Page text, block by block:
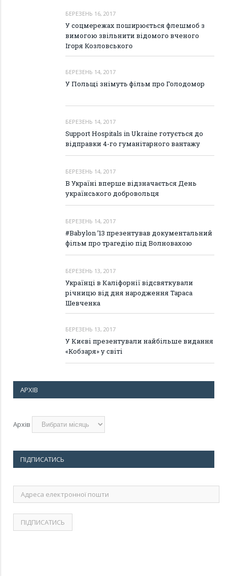
БЕРЕЗЕНЬ 16, 2017
У соцмережах поширюється флешмоб з
вимогою звільнити відомого вченого
Ігоря Козловського
БЕРЕЗЕНЬ 14, 2017
У Польщі знімуть фільм про Голодомор
БЕРЕЗЕНЬ 14, 2017
Support Hospitals in Ukraine готується до
відправки 4-го гуманітарного вантажу
БЕРЕЗЕНЬ 14, 2017
В Україні вперше відзначається День
українського добровольця
БЕРЕЗЕНЬ 14, 2017
#Babylon ’13 презентував документальний
фільм про трагедію під Волновахою
БЕРЕЗЕНЬ 13, 2017
Українці в Каліфорнії відсвяткували
річницю від дня народження Тараса
Шевченка
БЕРЕЗЕНЬ 13, 2017
У Києві презентували найбільше видання
«Кобзаря» у світі
АРХІВ
Архів
ПІДПИСАТИСЬ
Адреса
електронної